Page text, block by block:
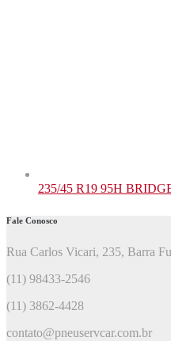
235/45 R19 95H
Fale Conosco
Rua Carlos Vicari, 235, Barra
(11) 98433-2546
(11) 3862-4428
contato@pneuservcar.com.br